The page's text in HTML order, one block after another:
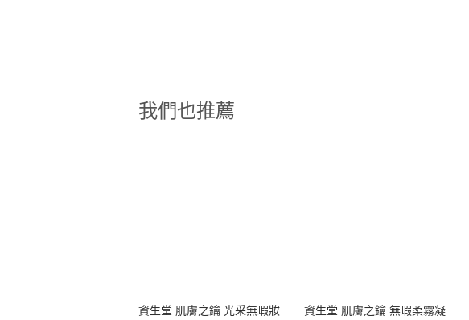
我們也推薦
資生堂 肌膚之鑰 光采無瑕妝
資生堂 肌膚之鑰 無瑕柔霧凝